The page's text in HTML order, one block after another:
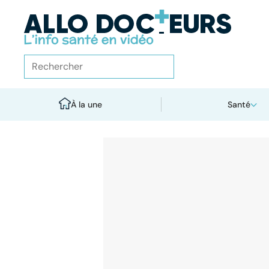
À la une Santé